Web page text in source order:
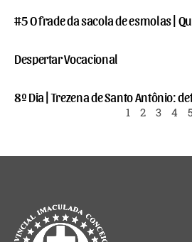
#5 O frade da sacola de esmolas |
Despertar Vocacional
8º Dia | Trezena de Santo Antônio:
1 2 3 4